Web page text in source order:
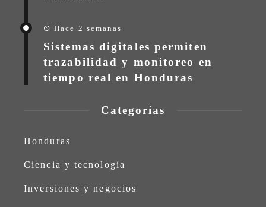
Hace 2 semanas
Sistemas digitales permiten
trazabilidad y monitoreo en
tiempo real en Honduras
Categorías
Honduras
Ciencia y tecnología
Inversiones y negocios